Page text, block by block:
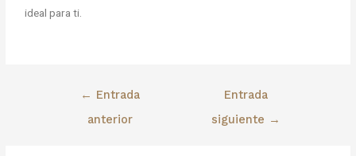
ideal para ti.
← Entrada
anterior
Entrada
siguiente →